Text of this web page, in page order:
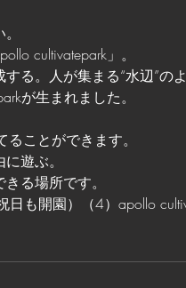
cultivatepark」。
る。人が集まる“水辺”の
が生まれました。
ことができます。
遊ぶ。
る場所です。
も開園）（4）apollo